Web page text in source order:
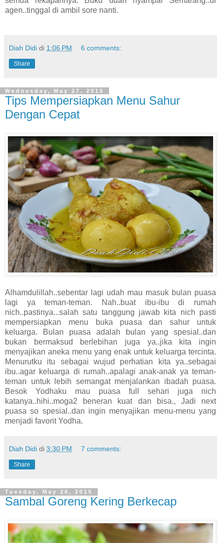
agen..tinggal di ambil sore nanti.
Diah Didi di 1:06 PM 6 comments:
Share
Wednesday, May 27, 2015
Tips Mempersiapkan Menu Sahur
Dengan Cepat
Alhamdulillah..sebentar lagi udah mau masuk bulan puasa
lagi ya teman-teman. Nah..buat ibu-ibu di rumah
nich..pastinya...salah satu tanggung jawab kita nich pasti
mempersiapkan menu buka puasa dan sahur untuk
keluarga. Bulan puasa adalah bulan yang spesial..dan
bukan bermaksud berlebihan juga ya..jika kita ingin
menyajikan aneka menu yang enak untuk keluarga tercinta.
Menurutku itu sebagai wujud perhatian kita ya..sebagai
ibu..agar keluarga di rumah..apalagi anak-anak ya teman-
teman untuk lebih semangat menjalankan ibadah puasa.
Besok Yodhaku mau puasa full sehari juga nich
katanya..hihi..moga2 beneran kuat dan bisa., Jadi next
puasa so spesial..dan ingin menyajikan menu-menu yang
menjadi favorit Yodha.
Diah Didi di 3:30 PM 7 comments:
Share
Tuesday, May 26, 2015
Sambal Goreng Kering Berkecap